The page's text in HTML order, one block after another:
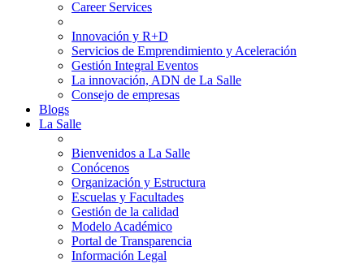
Career Services
Innovación y R+D
Servicios de Emprendimiento y Aceleración
Gestión Integral Eventos
La innovación, ADN de La Salle
Consejo de empresas
Blogs
La Salle
Bienvenidos a La Salle
Conócenos
Organización y Estructura
Escuelas y Facultades
Gestión de la calidad
Modelo Académico
Portal de Transparencia
Información Legal